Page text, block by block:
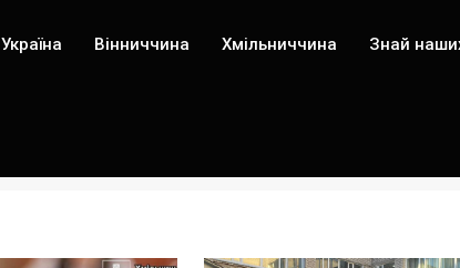
Україна Вінниччина Хмільниччина Знай